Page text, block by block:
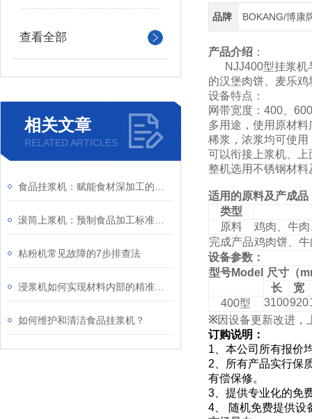
查看全部
相关文章
RELATED ARTICLES
粘粉机常见故障的7步排查法
如何维护和清洁食品挂浆机？
品牌 BOKANG/博康
产品介绍 ：
NJJ400型挂浆机
的汉堡肉饼、麦乐
设备特点：
网带宽度： 400
600
多用途，使用原材
稀浆，浓浆均可使
可以衔接上浆机、
整机选用不锈钢材
适用的原料及产成品
类型
原料
鸡肉、牛
完成产品鸡肉饼、
设备参数：
型号Model 尺寸（
长
宽
400型 3100920
※因设备更新改进，
订购说明：
1、本公司所有报价
2、所有产品实行保
有偿保修。
3、提供专业化的免
4、 随机免费提供设